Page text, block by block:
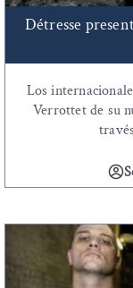
Détresse
Los
Verrottet de su